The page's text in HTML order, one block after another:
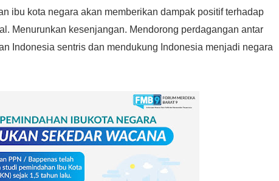
ibu kota negara akan memberikan dampak positif terhadap
Menurunkan kesenjangan. Mendorong perdagangan antar
Indonesia sentris dan mendukung Indonesia menjadi negara